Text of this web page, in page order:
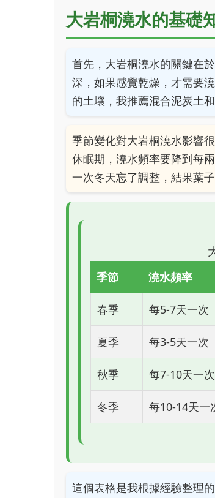
大岩桐澆水的基礎
首先，大岩桐澆水的關鍵在
深，如果感覺乾燥，才需要
的土壤，我推薦混合泥炭土
季節變化對大岩桐澆水影響
休眠期，澆水頻率要降到每
一次冬天忘了調整，結果葉
季節
澆水頻率
春季 每5-7天一次
夏季 每3-5天一次
秋季 每7-10天一次
冬季 每10-14天一
這個表格是我根據經驗整理